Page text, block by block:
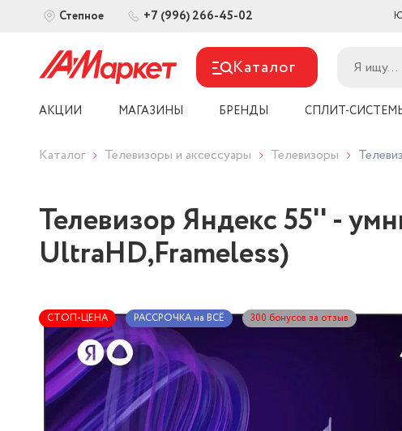
Степное +7 (996) 266-45-02
Каталог
АКЦИИ МАГАЗИНЫ БРЕНДЫ СПЛИТ-
Каталог Телевизоры и аксессуары Телевизоры
Телевизор Яндекс 55'' -
UltraHD,Frameless)
СТОП-ЦЕНА РАССРОЧКА на ВСЁ 300 бонусов за отзыв